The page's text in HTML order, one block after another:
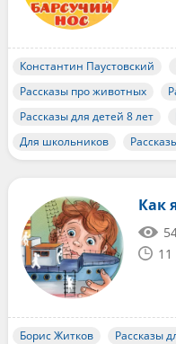
Константин Паустовский
Рассказы про животных
Рассказы для детей 8 лет
Для школьников
Как
Борис Житков
Рассказы